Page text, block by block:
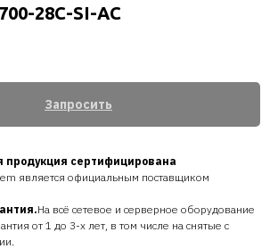
28C-SI-AC
Запросить
продукция сертифицирована
является официальным поставщиком
На всё сетевое и серверное оборудование
от 1 до 3-х лет, в том числе на снятые с